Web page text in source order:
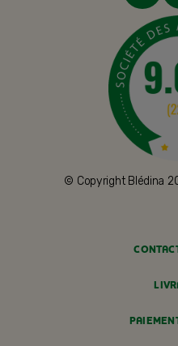
© Copyright Blédina